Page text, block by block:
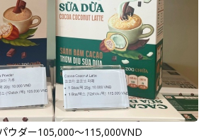
ウダー105,000～115,000VND